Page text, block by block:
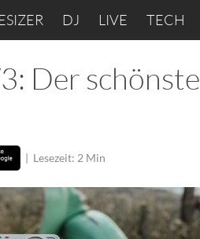
DJ LIVE TECH
Der schönste
| Lesezeit: 2 Min